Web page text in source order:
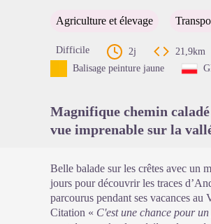
Agriculture et élevage
Difficile 2j 21,9km
Balisage peinture jaune
Magnifique chemin
vue imprenable sur la
Belle balade sur les crêtes avec un
jours pour découvrir les traces
parcourus pendant ses vacances au
Citation « C'est une chance pour